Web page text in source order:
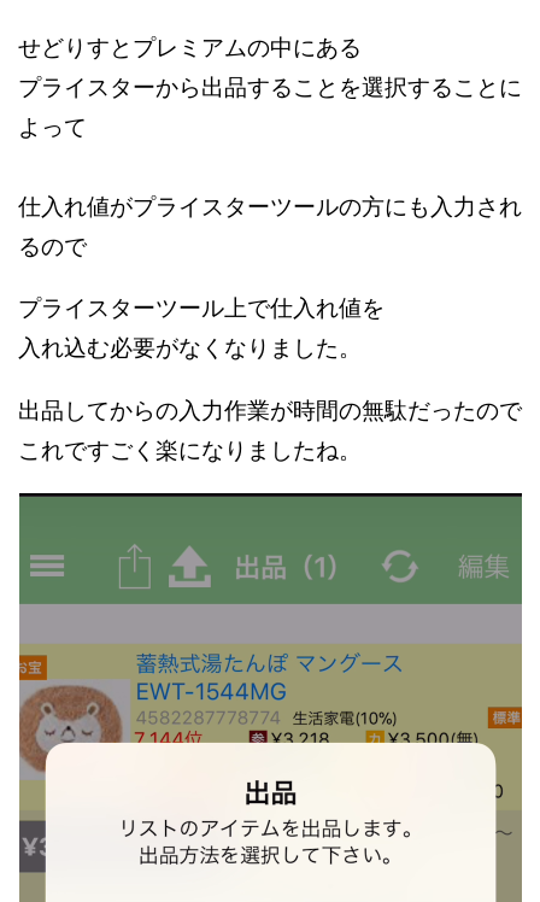
せどりすとプレミアムの中にある
プライスターから出品することを選択することに
よって
仕入れ値がプライスターツールの方にも入力され
るので
プライスターツール上で仕入れ値を
入れ込む必要がなくなりました。
出品してからの入力作業が時間の無駄だったので
これですごく楽になりましたね。